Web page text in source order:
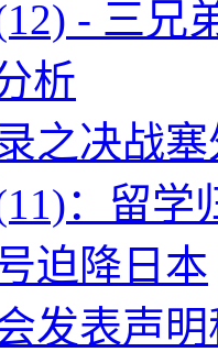
- 三兄
析
之决战
：留学
迫降日本
发表声